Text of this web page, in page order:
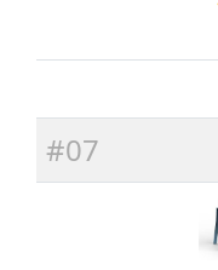
#07